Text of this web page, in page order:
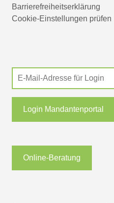
Barrierefreiheitserklärung
Cookie-Einstellungen prüfen
Login Mandantenportal
Online-Beratung